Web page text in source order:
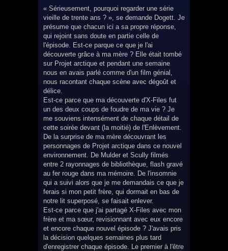
« Sérieusement, pourquoi regarder une série
vieille de trente ans ? », se demande Dogett. Je
présume que chacun ici a sa propre réponse,
qui rejoint sans doute en partie celle de
l'épisode. Est-ce parque ce que je l'ai
découverte grâce à ma mère ? Elle était tombé
sur Projet arctique et pendant une semaine
nous en avais parlé comme d'un film génial,
nous racontant chaque scène avec dégoût et
délice.
Est-ce parce que ma découverte d'X-Files fut
un des deux coups de foudre de ma vie ? Je
me souviens intensément de chaque détail de
cette soirée devant (la moitié) de l'Enlèvement.
De la surprise de ma mère découvrant les
personnages de Projet arctique dans ce nouvel
environnement. De Mulder et Scully filmés
entre 2 rayonnages de bibliothèque, flash gravé
au fer rouge dans ma mémoire. De l'insomnie
qui a suivi alors que je me demandais ce que je
ferais si mon petit frère, qui dormait en bas de
notre lit superposé, se faisait enlever.
Est-ce parce que j'ai partagé X-Files avec mon
frère et ma sœur, revisionnant avec eux encore
et encore chaque nouvel épisode ? J'avais pris
la décision quelques semaines plus tard
d'enregistrer chaque épisode. Le premier à l'être